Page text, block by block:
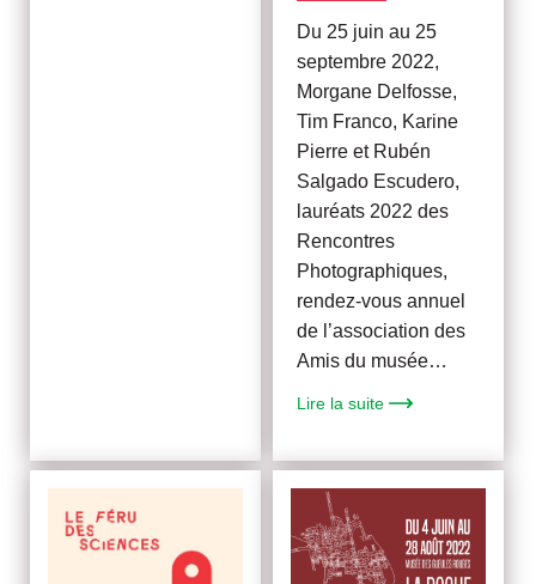
Du 25 juin au 25
septembre 2022,
Morgane Delfosse,
Tim Franco, Karine
Pierre et Rubén
Salgado Escudero,
lauréats 2022 des
Rencontres
Photographiques,
rendez-vous annuel
de l’association des
Amis du musée…
Lire la suite